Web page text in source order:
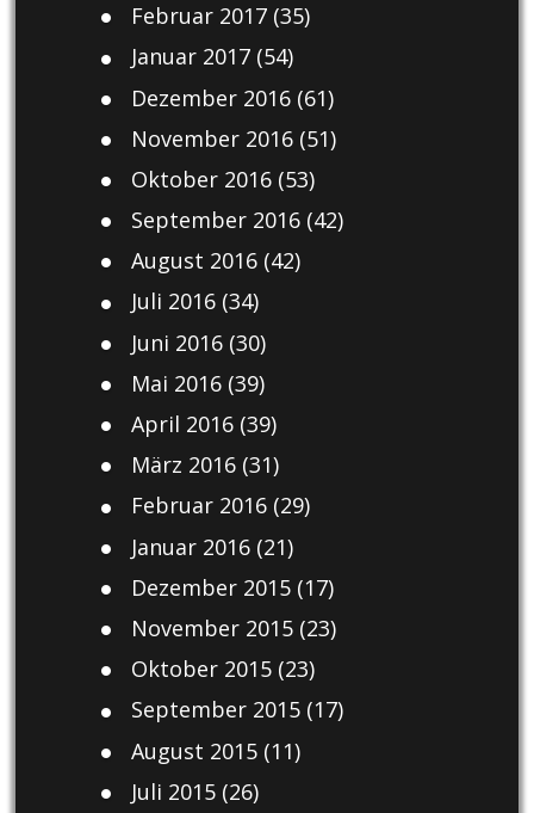
Februar 2017(35)
Januar 2017(54)
Dezember 2016(61)
November 2016(51)
Oktober 2016(53)
September 2016(42)
August 2016(42)
Juli 2016(34)
Juni 2016(30)
Mai 2016(39)
April 2016(39)
März 2016(31)
Februar 2016(29)
Januar 2016(21)
Dezember 2015(17)
November 2015(23)
Oktober 2015(23)
September 2015(17)
August 2015(11)
Juli 2015(26)